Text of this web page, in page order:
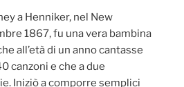
a Henniker, nel New
1867, fu una vera bambina
all’età di un anno cantasse
canzoni e che a due
Iniziò a comporre semplici